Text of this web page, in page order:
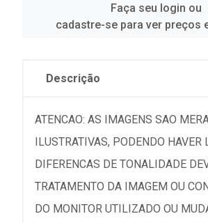
Faça seu login ou
cadastre-se para ver preços
Descrição
ATENCAO: AS IMAGENS SAO
ILUSTRATIVAS, PODENDO HAVER
DIFERENCAS DE TONALIDADE
TRATAMENTO DA IMAGEM OU
DO MONITOR UTILIZADO OU